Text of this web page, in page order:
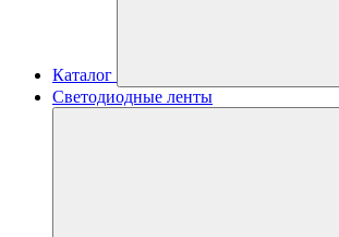
Каталог
Светодиодные ленты